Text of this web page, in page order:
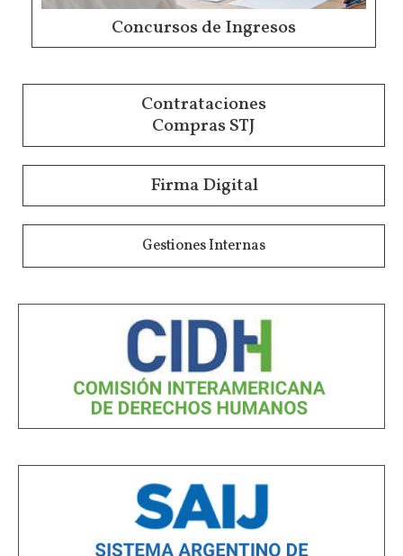
Concursos de Ingresos
Contrataciones
Compras STJ
Firma Digital
Gestiones Internas